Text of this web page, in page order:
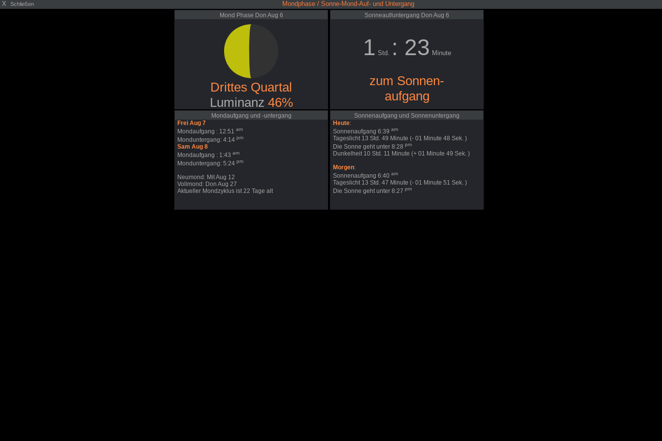
X Schließen Mondphase / Sonne-Mond-Auf- und Untergang
Mond Phase Don Aug 6
Drittes Quartal
Luminanz 46%
Sonneauf/untergang Don Aug 6
1 Std. : 23 Minute
zum Sonnen-
aufgang
Mondaufgang und -untergang
Frei Aug 7
Mondaufgang : 12:51 am
Monduntergang: 4:14 pm
Sam Aug 8
Mondaufgang : 1:43 am
Monduntergang: 5:24 pm
Neumond: Mit Aug 12
Vollmond: Don Aug 27
Aktueller Mondzyklus ist 22 Tage alt
Sonnenaufgang und Sonnenuntergang
Heute:
Sonnenaufgang 6:39 am
Tageslicht 13 Std. 49 Minute (- 01 Minute 48 Sek. )
Die Sonne geht unter 8:28 pm
Dunkelheit 10 Std. 11 Minute (+ 01 Minute 49 Sek. )
Morgen:
Sonnenaufgang 6:40 am
Tageslicht 13 Std. 47 Minute (- 01 Minute 51 Sek. )
Die Sonne geht unter 8:27 pm